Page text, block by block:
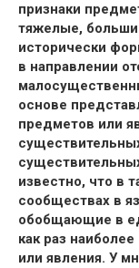
признаки
тяжелые,
исторически
в направлении
основе
предметов или
известно, что в
сообществах в
обобщающие в
как раз
или явления. У